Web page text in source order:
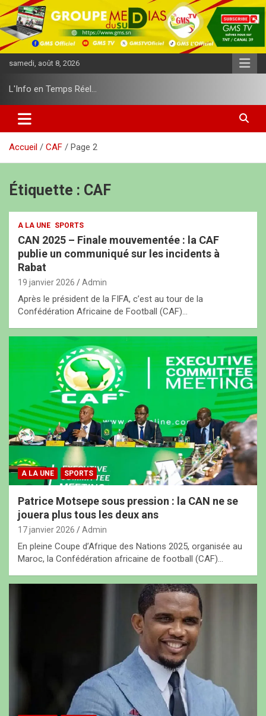
l
l
e
r
o
t
samedi, août 8, 2026
L'Info en Temps Réel…
Accueil CAF Page 2
Étiquette : CAF
A LA UNE SPORTS
CAN 2025 – Finale mouvementée : la CAF
publie un communiqué sur les incidents à
Rabat
19 janvier 2026 Admin
Après le président de la FIFA, c’est au tour de la
Confédération Africaine de Football (CAF)…
A LA UNE SPORTS
Patrice Motsepe sous pression : la CAN ne se
jouera plus tous les deux ans
17 janvier 2026 Admin
En pleine Coupe d’Afrique des Nations 2025, organisée au
Maroc, la Confédération africaine de football (CAF)…